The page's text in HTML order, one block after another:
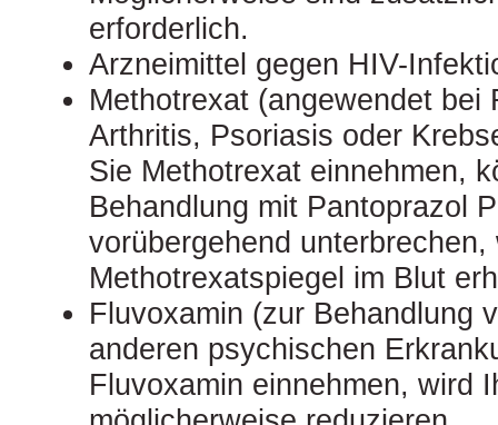
erforderlich.
Arzneimittel gegen HIV-
Methotrexat (angewendet bei
Arthritis, Psoriasis oder
Sie Methotrexat einnehmen,
Behandlung mit Pantoprazol
vorübergehend
Methotrexatspiegel im Blut
Fluvoxamin (zur Behandlung
anderen psychischen
Fluvoxamin einnehmen, wird